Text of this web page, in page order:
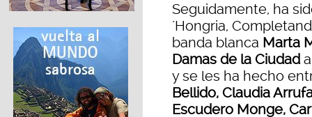
Seguidamente, ha
´Hongria,
banda blanca Marta
Damas de la Ciudad
y se les ha hecho
Bellido, Claudia
Escudero Monge,